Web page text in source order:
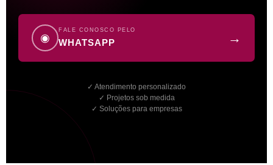
◉
FALE CONOSCO PELO
WHATSAPP →
✓ Atendimento personalizado
✓ Projetos sob medida
✓ Soluções para empresas